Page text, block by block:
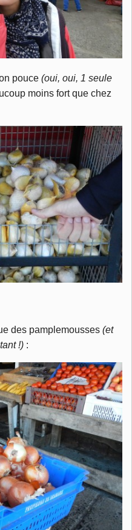
pouce (oui, oui, 1 seule
moins fort que chez
des pamplemousses (et
!) :